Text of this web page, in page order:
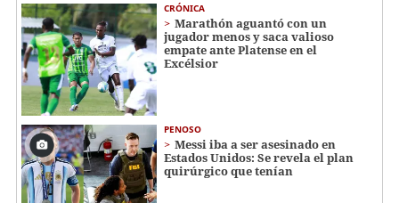
CRÓNICA
Marathón aguantó con un
jugador menos y saca valioso
empate ante Platense en el
Excélsior
PENOSO
Messi iba a ser asesinado en
Estados Unidos: Se revela el plan
quirúrgico que tenían